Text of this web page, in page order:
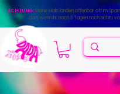
ACHTUNG:Meine Mails landen offenbar oft im
dort, wenn Ihr nach 3 Tagen noch nichts